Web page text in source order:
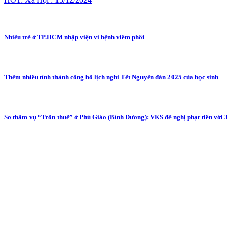
Nhiều trẻ ở TP.HCM nhập viện vì bệnh viêm phổi
Thêm nhiều tỉnh thành công bố lịch nghỉ Tết Nguyên đán 2025 của học sinh
Sơ thẩm vụ “Trốn thuế” ở Phú Giáo (Bình Dương): VKS đề nghị phạt tiền với